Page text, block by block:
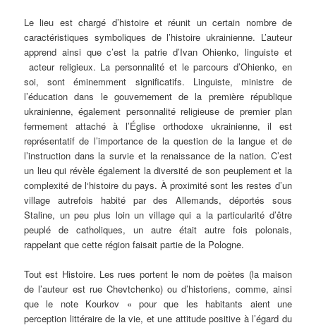
Le lieu est chargé d’histoire et réunit un certain nombre de
caractéristiques symboliques de l’histoire ukrainienne. L’auteur
apprend ainsi que c’est la patrie d’Ivan Ohienko, linguiste et
acteur religieux. La personnalité et le parcours d’Ohienko, en
soi, sont éminemment significatifs. Linguiste, ministre de
l’éducation dans le gouvernement de la première république
ukrainienne, également personnalité religieuse de premier plan
fermement attaché à l’Église orthodoxe ukrainienne, il est
représentatif de l’importance de la question de la langue et de
l’instruction dans la survie et la renaissance de la nation. C’est
un lieu qui révèle également la diversité de son peuplement et la
complexité de l‘histoire du pays. À proximité sont les restes d’un
village autrefois habité par des Allemands, déportés sous
Staline, un peu plus loin un village qui a la particularité d’être
peuplé de catholiques, un autre était autre fois polonais,
rappelant que cette région faisait partie de la Pologne.
Tout est Histoire. Les rues portent le nom de poètes (la maison
de l’auteur est rue Chevtchenko) ou d’historiens, comme, ainsi
que le note Kourkov « pour que les habitants aient une
perception littéraire de la vie, et une attitude positive à l’égard du